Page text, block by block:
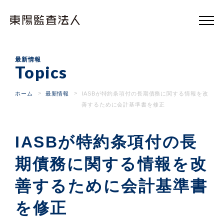
陽
最新情報
Topics
ホーム 最新情報
IASBが特約条項付の長期債務に関する情報を改
善するために会計基準書を修正
IASBが特約条項付の長
期債務に関する情報を改
善するために会計基準書
を修正